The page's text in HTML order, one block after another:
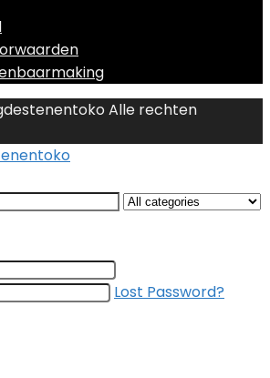
Alle rechten
Lost Password?